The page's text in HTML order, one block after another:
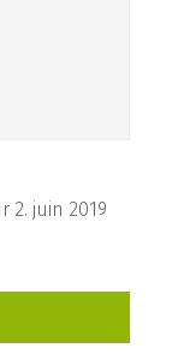
2. juin 2019